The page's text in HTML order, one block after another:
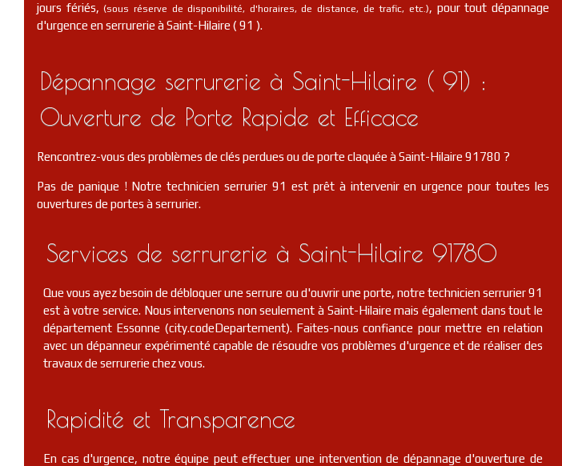
jours fériés,(sous réserve de disponibilité, d'horaires, de distance, de trafic, etc.), pour tout dépannage
d'urgence en serrurerie à Saint-Hilaire ( 91 ).
Dépannage serrurerie à Saint-Hilaire ( 91) :
Ouverture de Porte Rapide et Efficace
Rencontrez-vous des problèmes de clés perdues ou de porte claquée à Saint-Hilaire 91780 ?
Pas de panique ! Notre technicien serrurier 91 est prêt à intervenir en urgence pour toutes les
ouvertures de portes à serrurier.
Services de serrurerie à Saint-Hilaire 91780
Que vous ayez besoin de débloquer une serrure ou d'ouvrir une porte, notre technicien serrurier 91
est à votre service. Nous intervenons non seulement à Saint-Hilaire mais également dans tout le
département Essonne (city.codeDepartement). Faites-nous confiance pour mettre en relation
avec un dépanneur expérimenté capable de résoudre vos problèmes d'urgence et de réaliser des
travaux de serrurerie chez vous.
Rapidité et Transparence
En cas d'urgence, notre équipe peut effectuer une intervention de dépannage d'ouverture de